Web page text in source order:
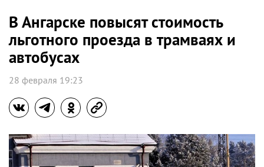
В Ангарске повысят стоимость
льготного проезда в трамваях и
автобусах
28 февраля 19:23